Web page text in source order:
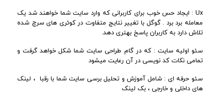
Ux : ایجاد حس خوب برای کاربرانی که وارد سایت شما خواهند شد یک
معامله برد برد . گوگل با تغییر نتایج متفاوت در کوئری های سرچ شده
تلاش دارد به کاربران پاسخ بهتری دهد.
سئو اولیه سایت : که در گام طراحی سایت شما شکل خواهد گرفت و
تمامی نکات کد نویسی در آن رعایت میشود
سئو حرفه ای : شامل آموزش و تحلیل برسی سایت شما با رقبا ، لینک
های داخلی و خارجی ، بک لینک